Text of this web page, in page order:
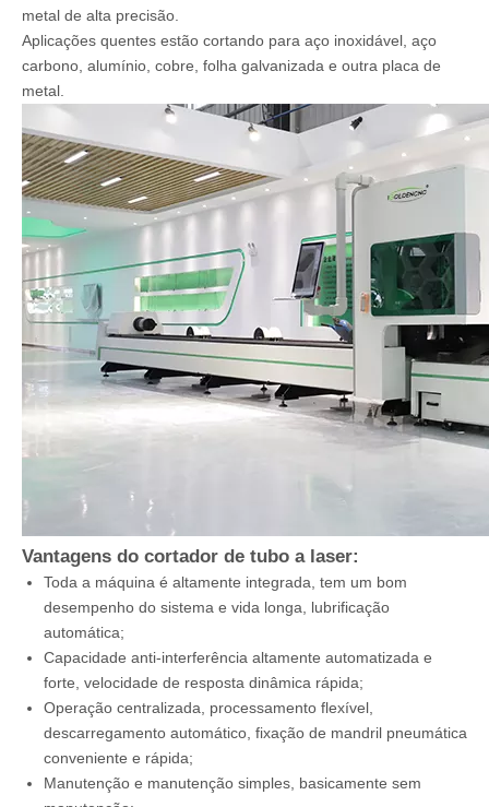
metal de alta precisão.
Aplicações quentes estão cortando para aço inoxidável, aço
carbono, alumínio, cobre, folha galvanizada e outra placa de
metal.
Vantagens do cortador de tubo a laser:
Toda a máquina é altamente integrada, tem um bom
desempenho do sistema e vida longa, lubrificação
automática;
Capacidade anti-interferência altamente automatizada e
forte, velocidade de resposta dinâmica rápida;
Operação centralizada, processamento flexível,
descarregamento automático, fixação de mandril pneumática
conveniente e rápida;
Manutenção e manutenção simples, basicamente sem